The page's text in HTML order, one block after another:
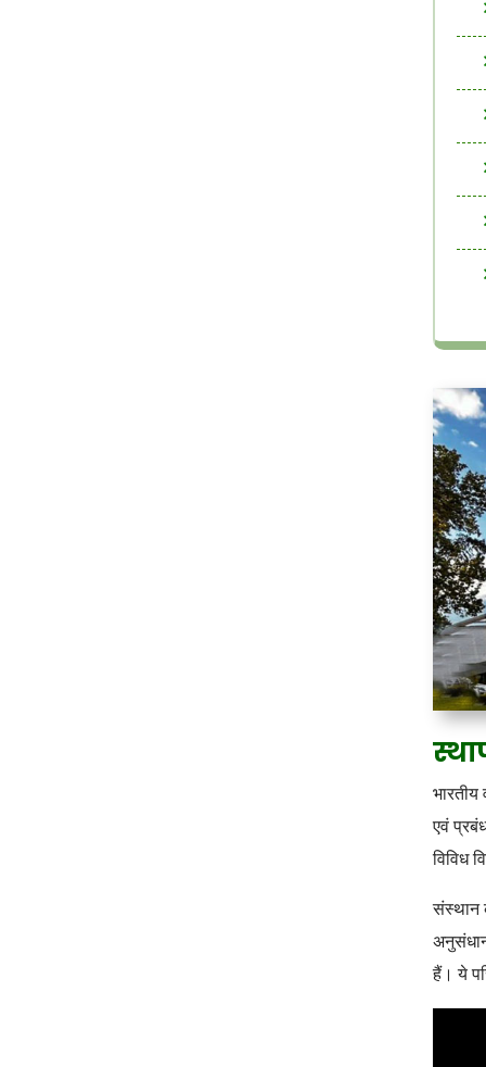
एवं
विविध
संस्थान
हैं। ये